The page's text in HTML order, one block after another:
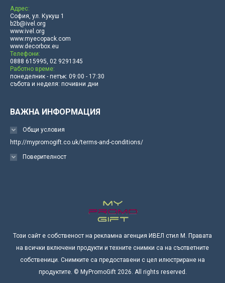
Адрес:
София, ул. Кукуш 1
b2b@ivel.org
www.ivel.org
www.myecopack.com
www.decorbox.eu
Телефони:
0888 615995, 02 9291345
Работно време:
понеделник - петък: 09:00 - 17:30
събота и неделя: почивни дни
ВАЖНА ИНФОРМАЦИЯ
Общи условия
http://mypromogift.co.uk/terms-and-conditions/
Поверителност
Този сайт е собственост на рекламна агенция ИВЕЛ стил М. Правата
на всички включени продукти и техните снимки са на съответните
собственици. Снимките са предоставени с цел илюстриране на
продуктите. © MyPromoGift 2026. All rights reserved.